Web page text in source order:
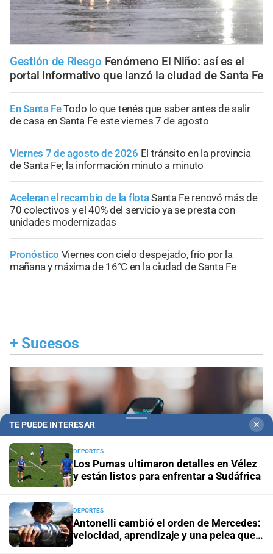
Gestión de Riesgo Fenómeno El Niño: así es el
portal informativo que lanzó la ciudad de Santa Fe
En Santa FeTodo lo que tenés que saber antes de salir
de casa en Santa Fe este viernes 7 de agosto
Viernes 7 de agosto de 2026 El tránsito en la provincia
de Santa Fe; la información minuto a minuto
Aceleran el recambio de la flotaSanta Fe renovó más de
70 colectivos y el 40% del servicio ya se presta con
unidades modernizadas
Pronóstico Viernes con cielo despejado, frío por la
mañana y máxima de 16°C en la ciudad de Santa Fe
+ Sucesos
TE PUEDE INTERESAR ✕
DEPORTES
Los Pumas ultimaron detalles en Vélez
y están listos para enfrentar a Sudáfrica
DEPORTES
Antonelli cambió el orden de Mercedes:
velocidad, aprendizaje y una pelea que